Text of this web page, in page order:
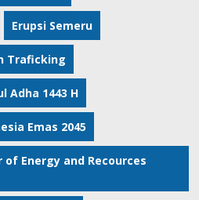
Erupsi Semeru
Traficking
Adha 1443 H
Emas 2045
of Energy and Recources